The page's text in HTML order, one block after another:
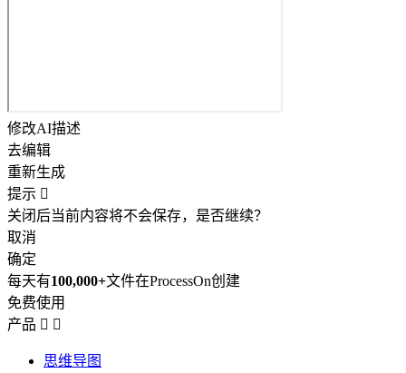
修改AI描述
去编辑
重新生成
提示 
关闭后当前内容将不会保存，是否继续？
取消
确定
每天有100,000+文件在ProcessOn创建
免费使用
产品  
思维导图